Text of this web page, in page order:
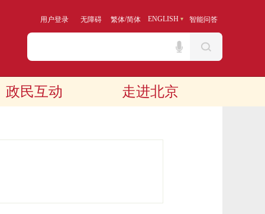
用户登录 无障碍 繁体/简体 ENGLISH 智能问答
政民互动 走进北京